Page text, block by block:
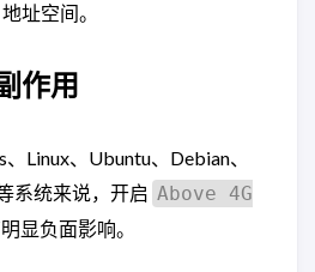
址空间。
作用
Linux、Ubuntu、Debian、
系统来说，开启 Above 4G
显负面影响。